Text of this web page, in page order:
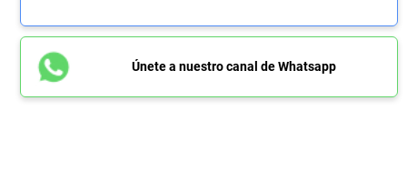
Únete a nuestro canal de Whatsapp